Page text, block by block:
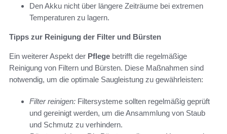
Den Akku nicht über längere Zeiträume bei extremen
Temperaturen zu lagern.
Tipps zur Reinigung der Filter und Bürsten
Ein weiterer Aspekt der Pflege betrifft die regelmäßige
Reinigung von Filtern und Bürsten. Diese Maßnahmen sind
notwendig, um die optimale Saugleistung zu gewährleisten:
Filter reinigen: Filtersysteme sollten regelmäßig geprüft
und gereinigt werden, um die Ansammlung von Staub
und Schmutz zu verhindern.